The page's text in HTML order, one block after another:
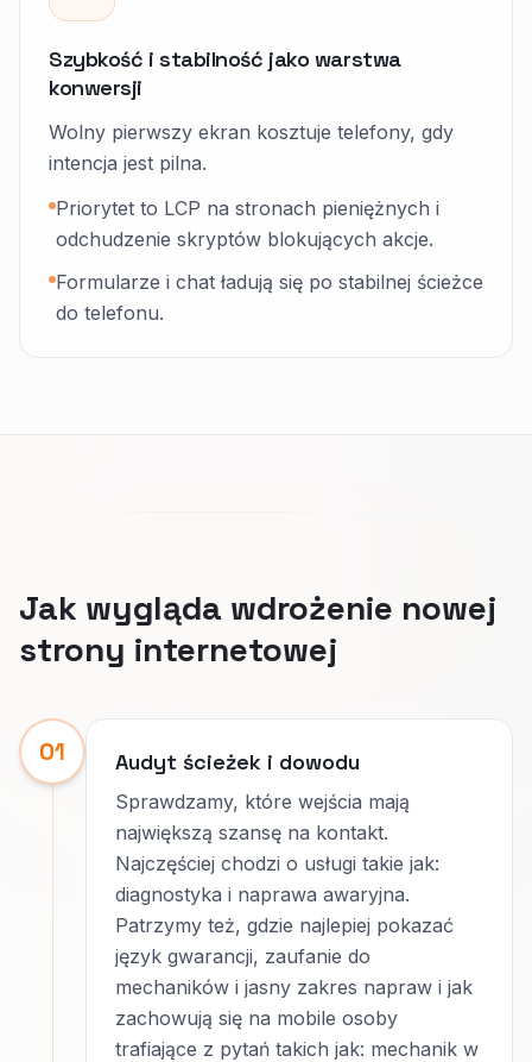
Szybkość i stabilność jako warstwa
konwersji
Wolny pierwszy ekran kosztuje telefony, gdy
intencja jest pilna.
Priorytet to LCP na stronach pieniężnych i
odchudzenie skryptów blokujących akcje.
Formularze i chat ładują się po stabilnej ścieżce
do telefonu.
Jak wygląda wdrożenie nowej
strony internetowej
01 Audyt ścieżek i dowodu
Sprawdzamy, które wejścia mają
największą szansę na kontakt.
Najczęściej chodzi o usługi takie jak:
diagnostyka i naprawa awaryjna.
Patrzymy też, gdzie najlepiej pokazać
język gwarancji, zaufanie do
mechaników i jasny zakres napraw i jak
zachowują się na mobile osoby
trafiające z pytań takich jak: mechanik w